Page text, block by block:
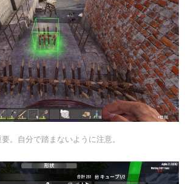
。自分で踏まないように注意。